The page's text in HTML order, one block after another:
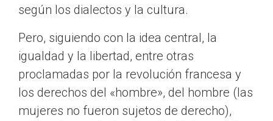
según los dialectos y la cultura.
Pero, siguiendo con la idea central, la
igualdad y la libertad, entre otras
proclamadas por la revolución francesa y
los derechos del «hombre», del hombre (las
mujeres no fueron sujetos de derecho),